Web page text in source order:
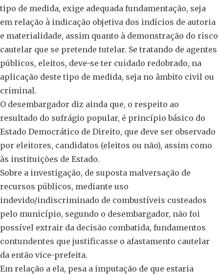
tipo de medida, exige adequada fundamentação, seja
em relação à indicação objetiva dos indícios de autoria
e materialidade, assim quanto à demonstração do risco
cautelar que se pretende tutelar. Se tratando de agentes
públicos, eleitos, deve-se ter cuidado redobrado, na
aplicação deste tipo de medida, seja no âmbito civil ou
criminal.
O desembargador diz ainda que, o respeito ao
resultado do sufrágio popular, é princípio básico do
Estado Democrático de Direito, que deve ser observado
por eleitores, candidatos (eleitos ou não), assim como
às instituições de Estado.
Sobre a investigação, de suposta malversação de
recursos públicos, mediante uso
indevido/indiscriminado de combustíveis custeados
pelo município, segundo o desembargador, não foi
possível extrair da decisão combatida, fundamentos
contundentes que justificasse o afastamento cautelar
da então vice-prefeita.
Em relação a ela, pesa a imputação de que estaria